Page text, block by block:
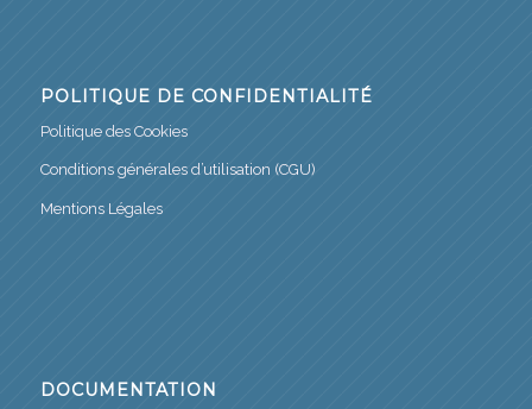
POLITIQUE DE CONFIDENTIALITÉ
Politique des Cookies
Conditions générales d’utilisation (CGU)
Mentions Légales
DOCUMENTATION